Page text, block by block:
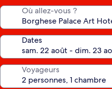
Où allez-vous ?
Dates
Voyageurs